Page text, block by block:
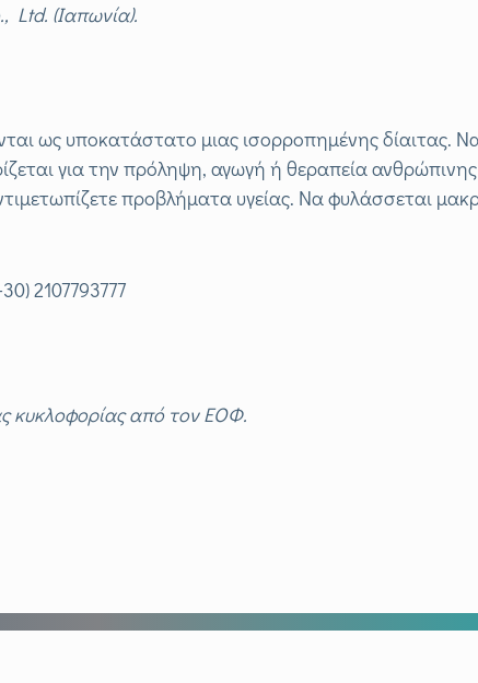
., Ltd. (Ιαπωνία).
ως υποκατάστατο μιας ισορροπημένης δίαιτας.
για την πρόληψη, αγωγή ή θεραπεία
προβλήματα υγείας. Να φυλάσσεται
2107793777
κυκλοφορίας από τον ΕΟΦ.